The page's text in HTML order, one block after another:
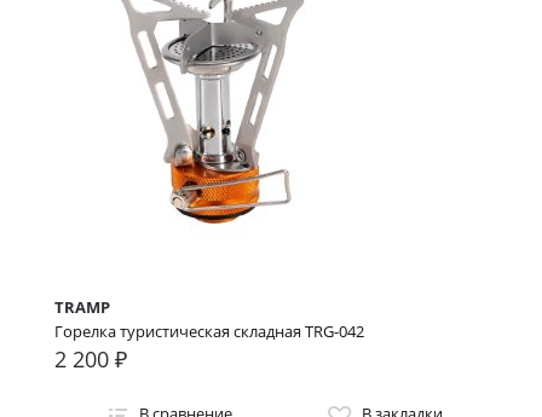
TRAMP
Горелка туристическая складная TRG-042
2 200 ₽